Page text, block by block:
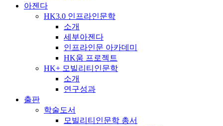
아젠다
HK3.0 인프라인문학
소개
세부아젠다
인프라인문 아카데미
HK움 프로젝트
HK+ 모빌리티인문학
소개
연구성과
출판
학술도서
모빌리티인문학 총서